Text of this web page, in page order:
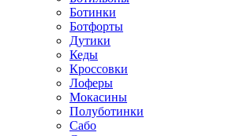
Ботинки
Ботфорты
Дутики
Кеды
Кроссовки
Лоферы
Мокасины
Полуботинки
Сабо